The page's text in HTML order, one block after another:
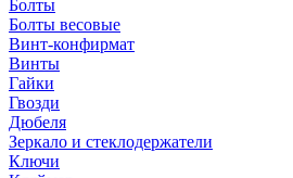
Болты
Болты весовые
Винт-конфирмат
Винты
Гайки
Гвозди
Дюбеля
Зеркало и стеклодержатели
Ключи